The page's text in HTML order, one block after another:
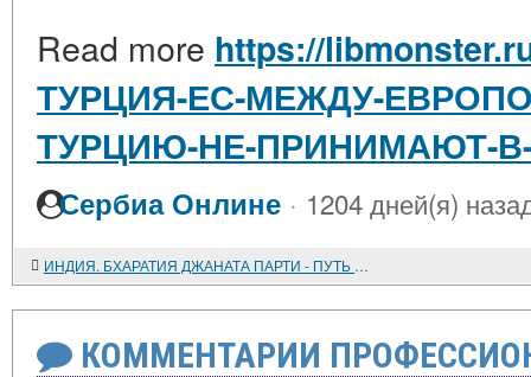
Read more https://
ТУРЦИЯ-ЕС-МЕЖДУ-
ТУРЦИЮ-НЕ-ПРИНИМАЮТ-
Сербиа Онлине · 1204 дней(я)
ИНДИЯ. БХАРАТИЯ ДЖАНАТА ПАРТИ - ПУТЬ К ВЛАСТИ
КОММЕНТАРИИ